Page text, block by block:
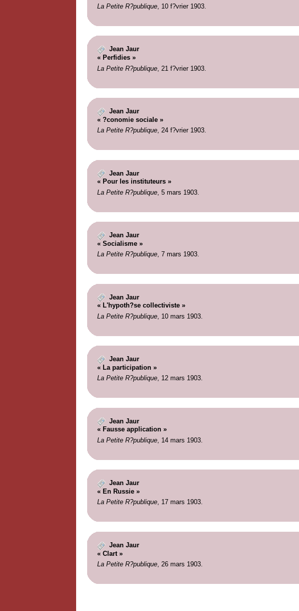
La Petite R?publique, 10 f?vrier 1903.
Jean Jaur
« Perfidies »
La Petite R?publique, 21 f?vrier 1903.
Jean Jaur
« ?conomie sociale »
La Petite R?publique, 24 f?vrier 1903.
Jean Jaur
« Pour les instituteurs »
La Petite R?publique, 5 mars 1903.
Jean Jaur
« Socialisme »
La Petite R?publique, 7 mars 1903.
Jean Jaur
« L'hypoth?se collectiviste »
La Petite R?publique, 10 mars 1903.
Jean Jaur
« La participation »
La Petite R?publique, 12 mars 1903.
Jean Jaur
« Fausse application »
La Petite R?publique, 14 mars 1903.
Jean Jaur
« En Russie »
La Petite R?publique, 17 mars 1903.
Jean Jaur
« Clart »
La Petite R?publique, 26 mars 1903.